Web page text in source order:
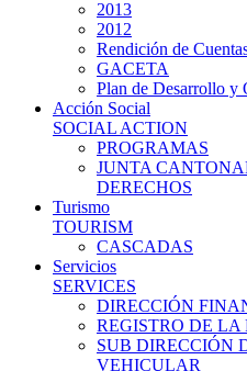
2013
2012
Rendición de
GACETA
Plan de Desarrollo y
Acción Social
SOCIAL ACTION
PROGRAMAS
JUNTA
DERECHOS
Turismo
TOURISM
CASCADAS
Servicios
SERVICES
DIRECCIÓN
REGISTRO DE LA
SUB DIRECCIÓN
VEHICULAR